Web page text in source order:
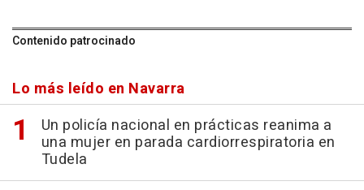
Contenido patrocinado
Lo más leído en Navarra
Un policía nacional en prácticas reanima a
una mujer en parada cardiorrespiratoria en
Tudela